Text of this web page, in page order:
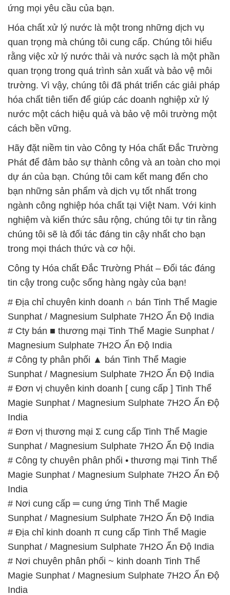
quan trọng trong quá trình sản xuất và bảo vệ môi
trường. Vì vậy, chúng tôi đã phát triển các giải pháp
hóa chất tiên tiến để giúp các doanh nghiệp xử lý
nước một cách hiệu quả và bảo vệ môi trường một
cách bền vững.
Hãy đặt niềm tin vào Công ty Hóa chất Đắc Trường
Phát để đảm bảo sự thành công và an toàn cho mọi
dự án của bạn. Chúng tôi cam kết mang đến cho
bạn những sản phẩm và dịch vụ tốt nhất trong
ngành công nghiệp hóa chất tại Việt Nam. Với kinh
nghiệm và kiến thức sâu rộng, chúng tôi tự tin rằng
chúng tôi sẽ là đối tác đáng tin cậy nhất cho bạn
trong mọi thách thức và cơ hội.
Công ty Hóa chất Đắc Trường Phát – Đối tác đáng
tin cậy trong cuộc sống hàng ngày của bạn!
# Địa chỉ chuyên kinh doanh ∩ bán Tinh Thể Magie
Sunphat / Magnesium Sulphate 7H2O Ấn Độ India
# Cty bán ■ thương mại Tinh Thể Magie Sunphat /
Magnesium Sulphate 7H2O Ấn Độ India
# Công ty phân phối ▲ bán Tinh Thể Magie
Sunphat / Magnesium Sulphate 7H2O Ấn Độ India
# Đơn vị chuyên kinh doanh [ cung cấp ] Tinh Thể
Magie Sunphat / Magnesium Sulphate 7H2O Ấn Độ
India
# Đơn vị thương mại Σ cung cấp Tinh Thể Magie
Sunphat / Magnesium Sulphate 7H2O Ấn Độ India
# Công ty chuyên phân phối • thương mại Tinh Thể
Magie Sunphat / Magnesium Sulphate 7H2O Ấn Độ
# Nơi cung cấp ═ cung ứng Tinh Thể Magie
Sunphat / Magnesium Sulphate 7H2O Ấn Độ India
# Địa chỉ kinh doanh π cung cấp Tinh Thể Magie
Sunphat / Magnesium Sulphate 7H2O Ấn Độ India
# Nơi chuyên phân phối ~ kinh doanh Tinh Thể
Magie Sunphat / Magnesium Sulphate 7H2O Ấn Độ
India
# Cty bán ≤ phân phối Tinh Thể Magie Sunphat /
Magnesium Sulphate 7H2O Ấn Độ India
# Địa chỉ cung cấp π phân phối Tinh Thể Magie
Sunphat / Magnesium Sulphate 7H2O Ấn Độ India